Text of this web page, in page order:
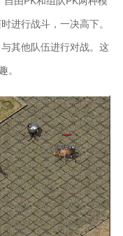
进行战斗，一决高下。
其他队伍进行对战。这
。